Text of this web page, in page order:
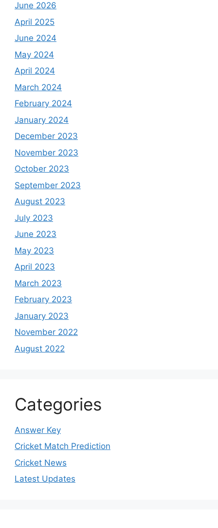
June 2026
April 2025
June 2024
May 2024
April 2024
March 2024
February 2024
January 2024
December 2023
November 2023
October 2023
September 2023
August 2023
July 2023
June 2023
May 2023
April 2023
March 2023
February 2023
January 2023
November 2022
August 2022
Categories
Answer Key
Cricket Match Prediction
Cricket News
Latest Updates